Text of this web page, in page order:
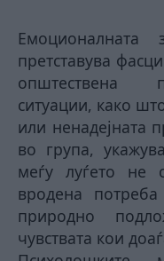
претставува
општествена
ситуации, како
или ненадејната
во група,
меѓу луѓето не
вродена
природно
чувствата кои